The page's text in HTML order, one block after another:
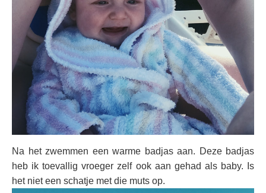
Na het zwemmen een warme badjas aan. Deze badjas
heb ik toevallig vroeger zelf ook aan gehad als baby. Is
het niet een schatje met die muts op.